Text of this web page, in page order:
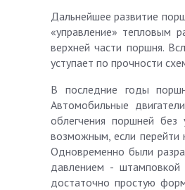
Дальнейшее развитие
«управление» тепловым
верхней части поршня.
уступает по прочности
В последние годы
Автомобильные
облегчения поршней без
возможным, если перейти
Одновременно были
давлением -
достаточно простую